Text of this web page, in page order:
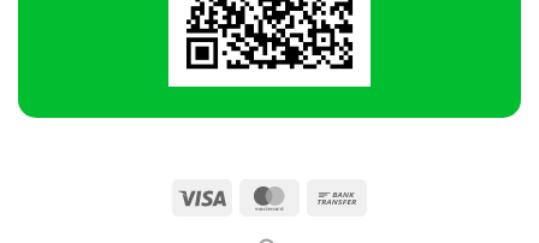
Visa MasterCard